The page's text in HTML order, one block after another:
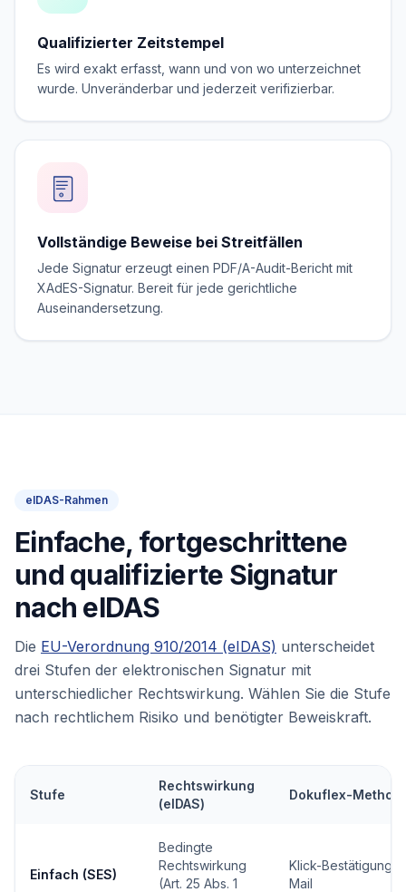
Qualifizierter Zeitstempel
Es wird exakt erfasst, wann und von wo unterzeichnet
wurde. Unveränderbar und jederzeit verifizierbar.
Vollständige Beweise bei Streitfällen
Jede Signatur erzeugt einen PDF/A-Audit-Bericht mit
XAdES-Signatur. Bereit für jede gerichtliche
Auseinandersetzung.
eIDAS-Rahmen
Einfache, fortgeschrittene
und qualifizierte Signatur
nach eIDAS
Die EU-Verordnung 910/2014 (eIDAS) unterscheidet
drei Stufen der elektronischen Signatur mit
unterschiedlicher Rechtswirkung. Wählen Sie die Stufe
nach rechtlichem Risiko und benötigter Beweiskraft.
Stufe
Rechtswirkung
(eIDAS)
Dokuflex-
Einfach (SES)
Bedingte
Rechtswirkung
(Art. 25 Abs. 1
Klick-Bestätigung +
Mail